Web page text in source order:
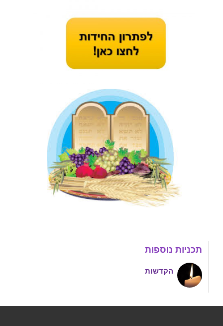
תכניות נוספות
הקדשות